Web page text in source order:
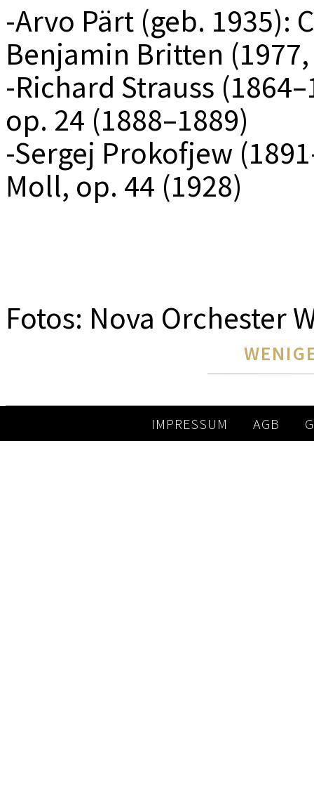
-Arvo Pärt (geb. 1935):
Benjamin Britten
-Richard Strauss
op. 24 (1888–1889)
-Sergej Prokofjew
Moll, op. 44 (1928)
Fotos: Nova Orchester
IMPRESSUM AGB